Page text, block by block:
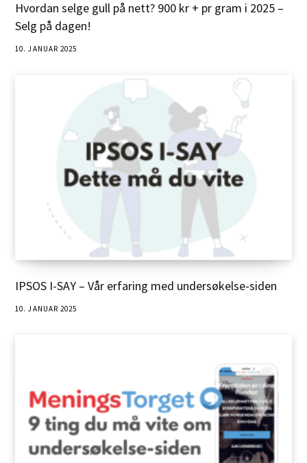
Hvordan selge gull på nett? 900 kr + pr gram i 2025 –
Selg på dagen!
10. JANUAR 2025
IPSOS I-SAY – Vår erfaring med undersøkelse-siden
10. JANUAR 2025